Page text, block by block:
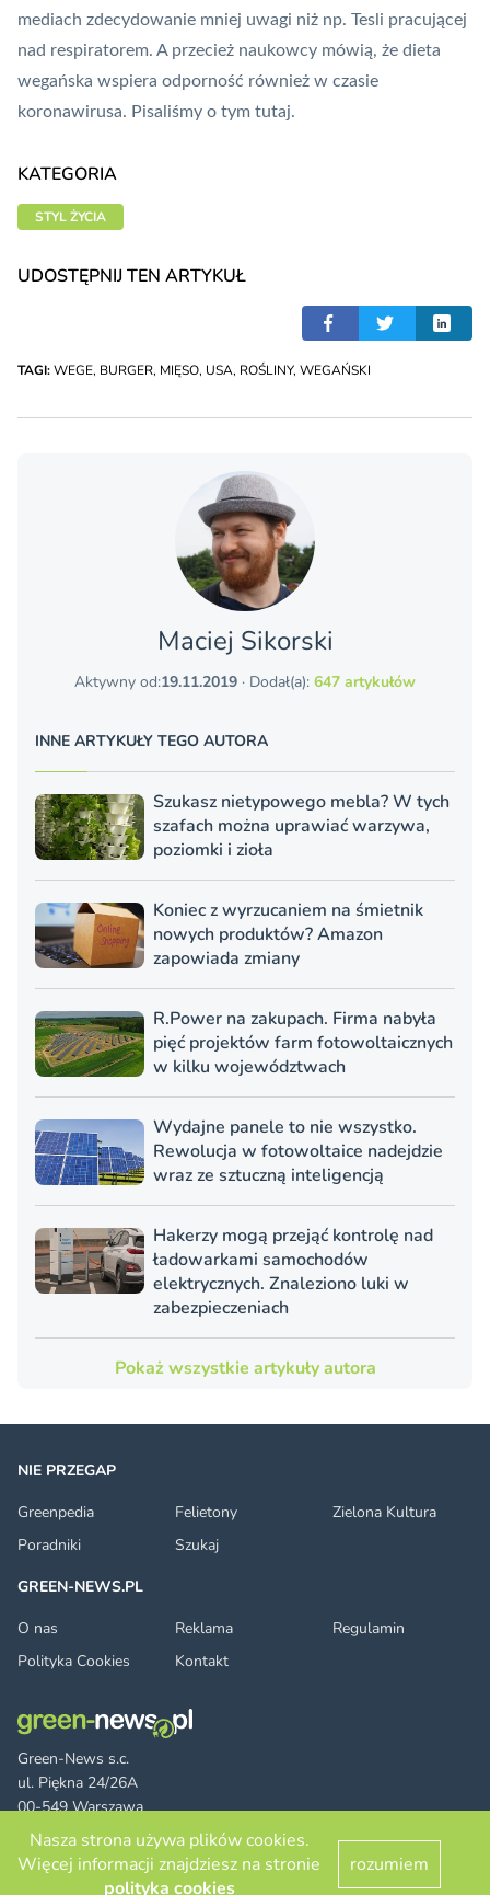
mediach zdecydowanie mniej uwagi niż np. Tesli pracującej
nad respiratorem. A przecież naukowcy mówią, że dieta
wegańska wspiera odporność również w czasie
koronawirusa. Pisaliśmy o tym tutaj.
KATEGORIA
STYL ŻYCIA
UDOSTĘPNIJ TEN ARTYKUŁ
TAGI:WEGE, BURGER, MIĘSO, USA, ROŚLINY, WEGAŃSKI
Maciej Sikorski
Aktywny od:19.11.2019 · Dodał(a): 647 artykułów
INNE ARTYKUŁY TEGO AUTORA
Szukasz nietypowego mebla? W tych
szafach można uprawiać warzywa,
poziomki i zioła
Koniec z wyrzucaniem na śmietnik
nowych produktów? Amazon
zapowiada zmiany
R.Power na zakupach. Firma nabyła
pięć projektów farm fotowoltaicznych
w kilku województwach
Wydajne panele to nie wszystko.
Rewolucja w fotowoltaice nadejdzie
wraz ze sztuczną inteligencją
Hakerzy mogą przejąć kontrolę nad
ładowarkami samochodów
elektrycznych. Znaleziono luki w
zabezpieczeniach
Pokaż wszystkie artykuły autora
Green-News s.c.
ul. Piękna 24/26A
00-549 Warszawa
FacebookTwitter LinkedIn
RSS
© 2026 green-news.pl. All rights reserved.
NIE PRZEGAP
Greenpedia
Felietony
Zielona Kultura
Poradniki
Szukaj
GREEN-NEWS.PL
O nas
Reklama
Regulamin
Polityka Cookies
Kontakt
Nasza strona używa plików cookies.
Więcej informacji znajdziesz na stronie
polityka cookies
rozumiem